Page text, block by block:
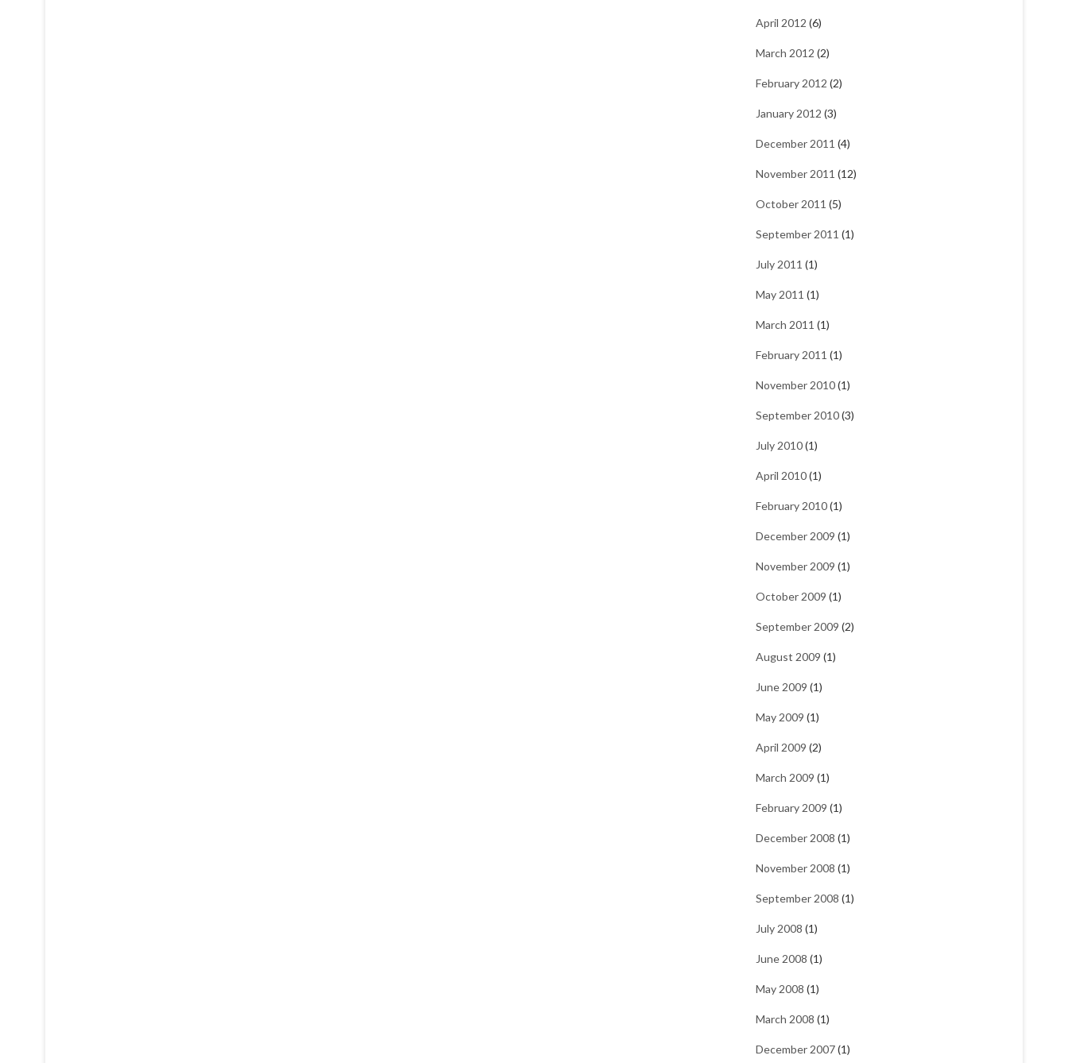
April 2012 (6)
March 2012 (2)
February 2012 (2)
January 2012 (3)
December 2011 (4)
November 2011 (12)
October 2011 (5)
September 2011 (1)
July 2011 (1)
May 2011 (1)
March 2011 (1)
February 2011 (1)
November 2010(1)
September 2010(3)
July 2010(1)
April 2010(1)
February 2010(1)
December 2009 (1)
November 2009 (1)
October 2009 (1)
September 2009 (2)
August 2009 (1)
June 2009 (1)
May 2009 (1)
April 2009 (2)
March 2009 (1)
February 2009 (1)
December 2008 (1)
November 2008 (1)
September 2008 (1)
July 2008 (1)
June 2008 (1)
May 2008 (1)
March 2008 (1)
December 2007(1)